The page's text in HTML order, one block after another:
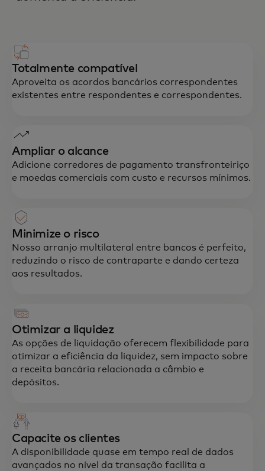
Totalmente compatível
Aproveita os acordos bancários correspondentes
existentes entre respondentes e correspondentes.
Ampliar o alcance
Adicione corredores de pagamento transfronteiriço
e moedas comerciais com custo e recursos mínimos.
Minimize o risco
Nosso arranjo multilateral entre bancos é perfeito,
reduzindo o risco de contraparte e dando certeza
aos resultados.
Otimizar a liquidez
As opções de liquidação oferecem flexibilidade para
otimizar a eficiência da liquidez, sem impacto sobre
a receita bancária relacionada a câmbio e
depósitos.
Capacite os clientes
A disponibilidade quase em tempo real de dados
avançados no nível da transação facilita a